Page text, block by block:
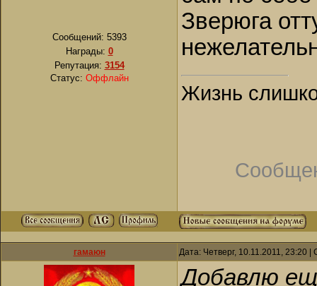
Сообщений: 5393
Награды: 0
Репутация: 3154
Статус: Оффлайн
Зверюга
Жизнь
гамаюн Дата: Четверг, 10.11.2011, 23:20
Добавлю